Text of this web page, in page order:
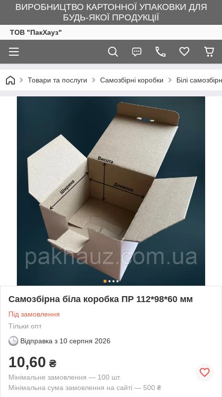
ВИРОБНИЦТВО КАРТОННОЇ УПАКОВКИ ДЛЯ
БУДЬ-ЯКОЇ ПРОДУКЦІЇ
ТОВ "ПакХауз"
Товари та послуги Самозбірні коробки Білі
Самозбірна біла коробка ПР 112*98*60 мм
Під замовлення
Тільки опт
Відправка з 10 серпня 2026
10,60 ₴
Мінімальне замовлення — 100 шт.
Мінімальна сума замовлення на сайті — 500 ₴